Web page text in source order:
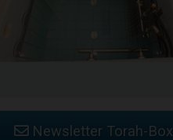
Newsletter Torah-Box